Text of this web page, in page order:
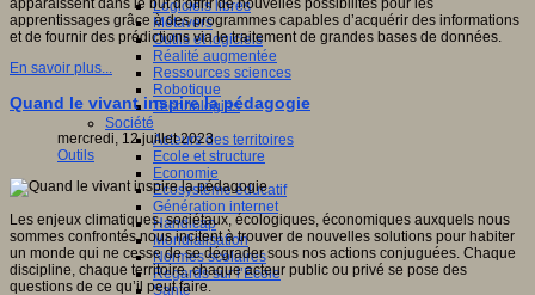
Logiciels libres
Métavers
Outils et logiciels
Réalité augmentée
Ressources sciences
Robotique
Technologies
Société
Acteurs des territoires
Ecole et structure
Economie
Ecosystème éducatif
Génération internet
Handicap
Mondialisation
Normes scolaires
Regards sur l’Ecole
Santé
apparaissent dans le but d’offrir de nouvelles possibilités pour les
apprentissages grâce à des programmes capables d’acquérir des informations
et de fournir des prédictions via le traitement de grandes bases de données.
En savoir plus...
Quand le vivant inspire la pédagogie
mercredi, 12 juillet 2023
Outils
Les enjeux climatiques, sociétaux, écologiques, économiques auxquels nous
sommes confrontés nous incitent à trouver de nouvelles solutions pour habiter
un monde qui ne cesse de se dégrader sous nos actions conjuguées. Chaque
discipline, chaque territoire, chaque acteur public ou privé se pose des
questions de ce qu’il peut faire.